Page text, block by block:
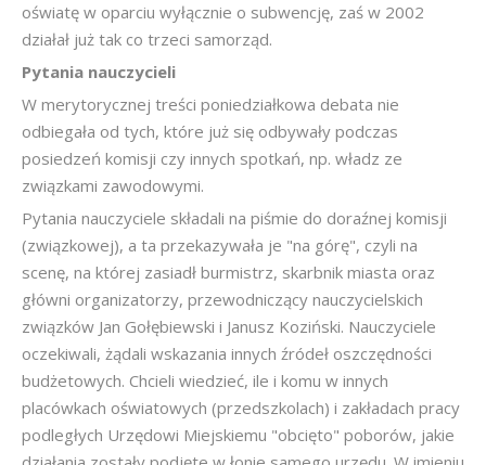
oświatę w oparciu wyłącznie o subwencję, zaś w 2002
działał już tak co trzeci samorząd.
Pytania nauczycieli
W merytorycznej treści poniedziałkowa debata nie
odbiegała od tych, które już się odbywały podczas
posiedzeń komisji czy innych spotkań, np. władz ze
związkami zawodowymi.
Pytania nauczyciele składali na piśmie do doraźnej komisji
(związkowej), a ta przekazywała je "na górę", czyli na
scenę, na której zasiadł burmistrz, skarbnik miasta oraz
główni organizatorzy, przewodniczący nauczycielskich
związków Jan Gołębiewski i Janusz Koziński. Nauczyciele
oczekiwali, żądali wskazania innych źródeł oszczędności
budżetowych. Chcieli wiedzieć, ile i komu w innych
placówkach oświatowych (przedszkolach) i zakładach pracy
podległych Urzędowi Miejskiemu "obcięto" poborów, jakie